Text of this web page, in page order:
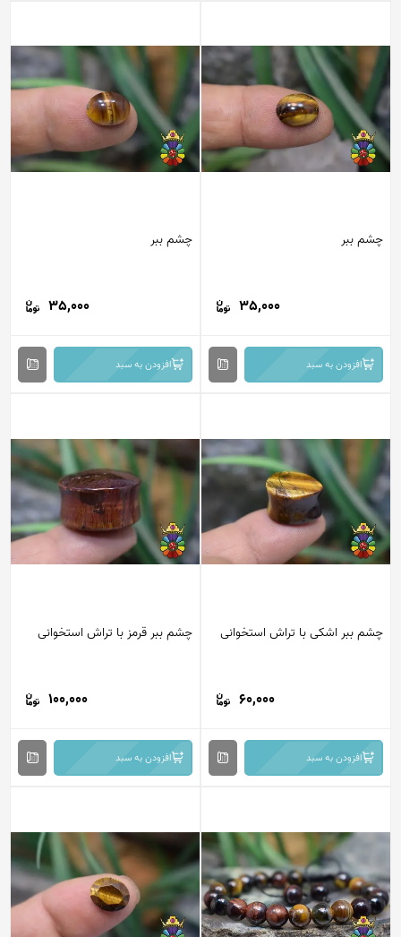
ببر
35,000
افزودن به سبد
چشم ببر
35,000
افزودن به سبد
ببر اشکی با تراش استخوانی
60,000
افزودن به سبد
چشم ببر قرمز با تراش استخوانی
100,000
افزودن به سبد